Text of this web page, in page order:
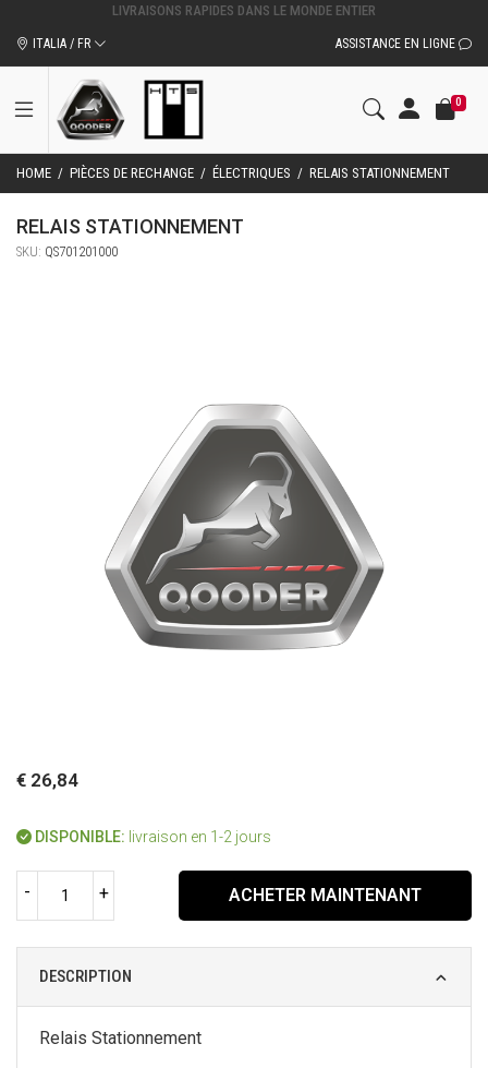
ITALIA / FR ASSISTANCE EN LIGNE
0
HOME / PIÈCES DE RECHANGE / ÉLECTRIQUES / RELAIS STATIONNEMENT
RELAIS STATIONNEMENT
SKU: QS701201000
€ 26,84
DISPONIBLE: livraison en 1-2 jours
- + ACHETER MAINTENANT
DESCRIPTION
Relais Stationnement